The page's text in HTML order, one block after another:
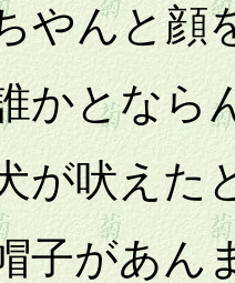
と顔を
ならん
えたと
あんま